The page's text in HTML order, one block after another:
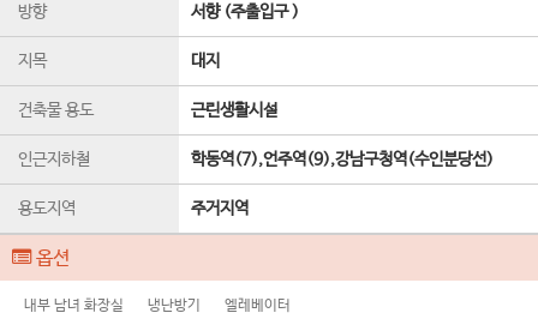
방향 서향 (주출입구 )
지목 대지
건축물 용도 근린생활시설
인근지하철 학동역(7),언주역(9),강남구청역(수인분당선)
용도지역 주거지역
옵션
내부 남녀 화장실 냉난방기 엘레베이터